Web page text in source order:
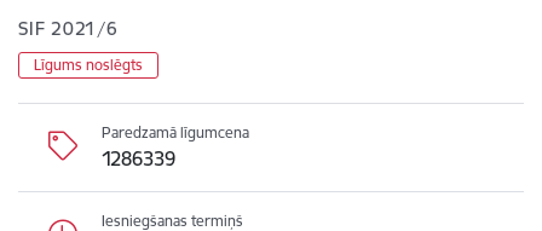
SIF 2021/6
Līgums noslēgts
Paredzamā līgumcena
1286339
Iesniegšanas termiņš